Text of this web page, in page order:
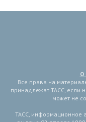
О
Все права на
принадлежат ТАСС, если
может не
ТАСС, информационное